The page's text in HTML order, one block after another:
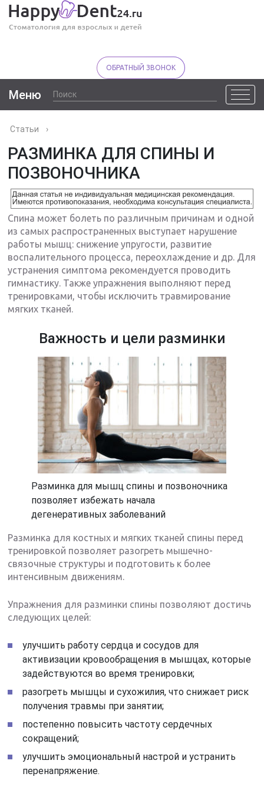
ОБРАТНЫЙ ЗВОНОК
Меню
Статьи ›
РАЗМИНКА ДЛЯ СПИНЫ И
ПОЗВОНОЧНИКА
Спина может болеть по различным причинам и одной
из самых распространенных выступает нарушение
работы мышц: снижение упругости, развитие
воспалительного процесса, переохлаждение и др. Для
устранения симптома рекомендуется проводить
гимнастику. Также упражнения выполняют перед
тренировками, чтобы исключить травмирование
мягких тканей.
Важность и цели разминки
Разминка для мышц спины и позвоночника
позволяет избежать начала
дегенеративных заболеваний
Разминка для костных и мягких тканей спины перед
тренировкой позволяет разогреть мышечно-
связочные структуры и подготовить к более
интенсивным движениям.
Упражнения для разминки спины позволяют достичь
следующих целей:
улучшить работу сердца и сосудов для
активизации кровообращения в мышцах, которые
задействуются во время тренировки;
разогреть мышцы и сухожилия, что снижает риск
получения травмы при занятии;
постепенно повысить частоту сердечных
сокращений;
улучшить эмоциональный настрой и устранить
перенапряжение.